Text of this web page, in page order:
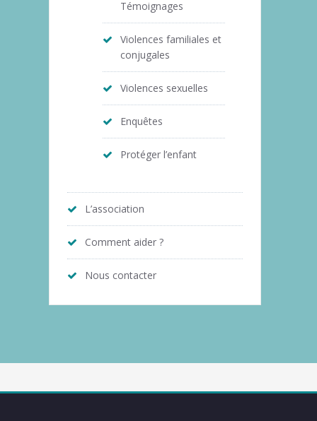
Témoignages
Violences familiales et
conjugales
Violences sexuelles
Enquêtes
Protéger l’enfant
L’association
Comment aider ?
Nous contacter